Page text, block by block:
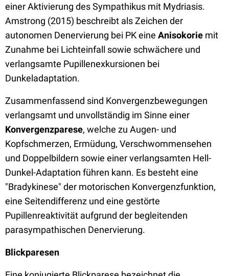
einer Aktivierung des Sympathikus mit Mydriasis.
Amstrong (2015) beschreibt als Zeichen der
autonomen Denervierung bei PK eine Anisokorie mit
Zunahme bei Lichteinfall sowie schwächere und
verlangsamte Pupillenexkursionen bei
Dunkeladaptation.
Zusammenfassend sind Konvergenzbewegungen
verlangsamt und unvollständig im Sinne einer
Konvergenzparese, welche zu Augen- und
Kopfschmerzen, Ermüdung, Verschwommensehen
und Doppelbildern sowie einer verlangsamten Hell-
Dunkel-Adaptation führen kann. Es besteht eine
"Bradykinese" der motorischen Konvergenzfunktion,
eine Seitendifferenz und eine gestörte
Pupillenreaktivität aufgrund der begleitenden
parasympathischen Denervierung.
Blickparesen